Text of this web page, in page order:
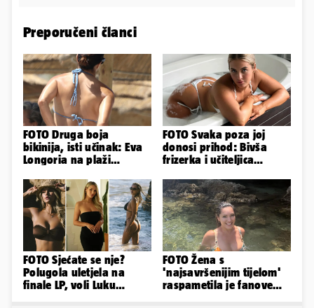
Preporučeni članci
FOTO Druga boja
bikinija, isti učinak: Eva
Longoria na plaži
obline
FOTO Svaka poza joj
donosi prihod: Bivša
frizerka i učiteljica
Instagram
FOTO Sjećate se nje?
Polugola uletjela na
finale LP, voli Luku
FOTO Žena s
'najsavršenijim tijelom'
raspametila je fanove